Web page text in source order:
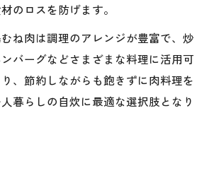
のロスを防げます。
ね肉は調理のアレンジが豊富で、炒
バーグなどさまざまな料理に活用可
、節約しながらも飽きずに肉料理を
暮らしの自炊に最適な選択肢となり